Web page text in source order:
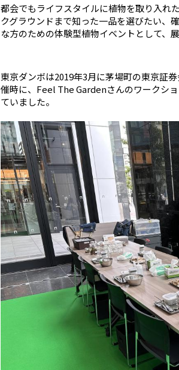
都会でもライフスタイルに植物を取り入れ
クグラウンドまで知った一品を選びたい、
な方のための体験型植物イベントとして、
東京ダンボは2019年3月に茅場町の東京証
催時に、Feel The Gardenさんのワークシ
ていました。